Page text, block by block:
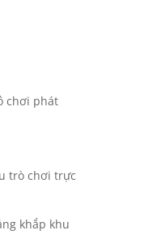
chơi phát
trò chơi trực
khắp khu